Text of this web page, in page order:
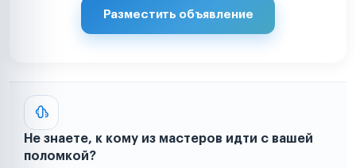
Разместить объявление
Не знаете, к кому из мастеров идти с вашей
поломкой?